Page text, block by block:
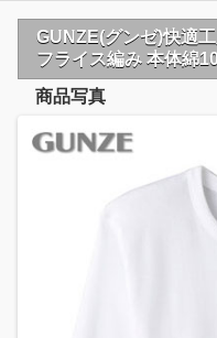
GUNZE(グンゼ)快適
フライス編み 本体綿
商品写真